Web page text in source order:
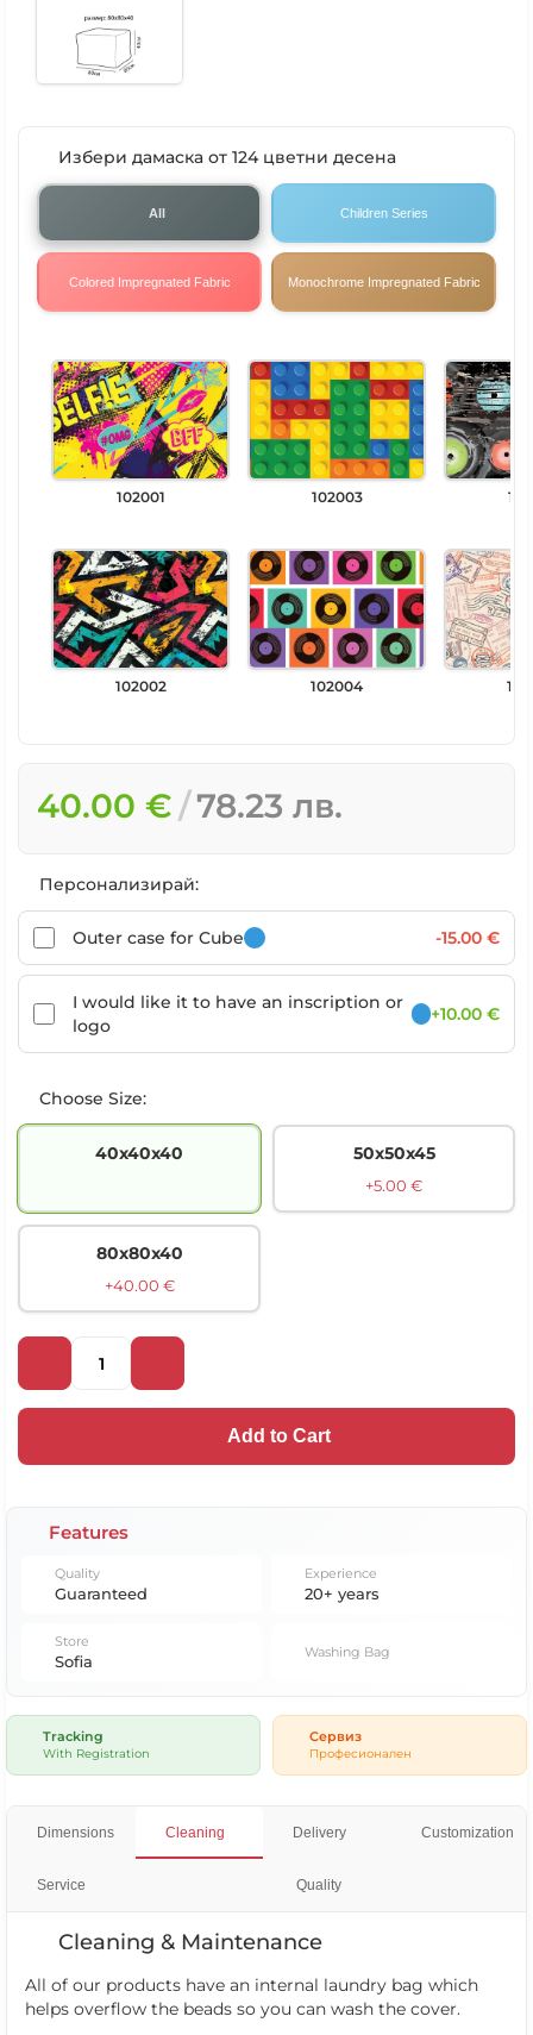
Избери дамаска от 124 цветни десена
All Children Series
Colored Impregnated Fabric Monochrome Impregnated Fabric
102001
102002
102003
102004
40.00 € 78.23 лв.
Choose Size:
40х40х40 50х50х45
+5.00 €
80х80х40
+40.00 €
Персонализирай:
Outer case for Cube -15.00 €
I would like it to have an inscription or
logo
+10.00 €
Add to Cart
Features
Quality
Guaranteed
Experience
20+ years
Store
Sofia Washing Bag
Tracking
With Registration
Сервиз
Професионален
Dimensions Cleaning Delivery Customization
Service Quality
Cleaning & Maintenance
All of our products have an internal laundry bag which
helps overflow the beads so you can wash the cover.